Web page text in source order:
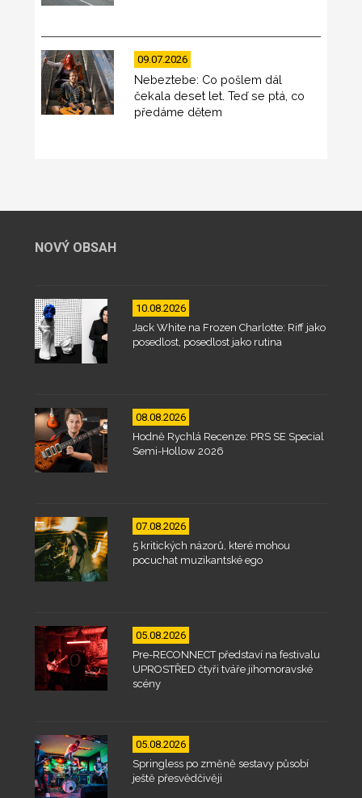
09.07.2026
Nebeztebe: Co pošlem dál
čekala deset let. Teď se ptá, co
předáme dětem
NOVÝ OBSAH
10.08.2026
Jack White na Frozen Charlotte: Riff jako
posedlost, posedlost jako rutina
08.08.2026
Hodně Rychlá Recenze: PRS SE Special
Semi-Hollow 2026
07.08.2026
5 kritických názorů, které mohou
pocuchat muzikantské ego
05.08.2026
Pre-RECONNECT představí na festivalu
UPROSTŘED čtyři tváře jihomoravské
scény
05.08.2026
Springless po změně sestavy působí
ještě přesvědčivěji